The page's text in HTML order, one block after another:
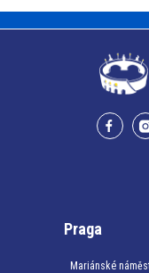
Praga
Mariánské